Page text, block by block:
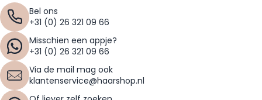
Bel ons
+31 (0) 26 321 09 66
Misschien een appje?
+31 (0) 26 321 09 66
Via de mail mag ook
klantenservice@haarshop.nl